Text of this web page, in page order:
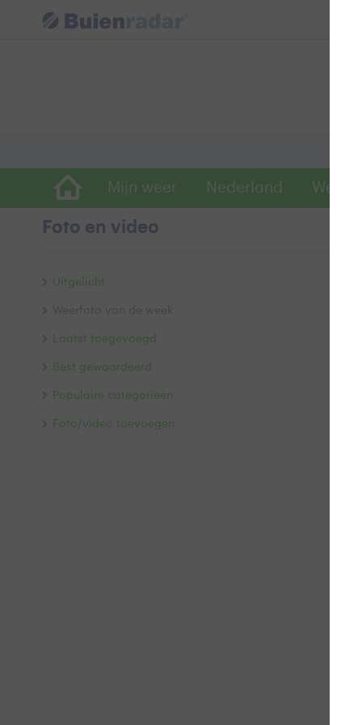
Mijn weer Nederland
Foto en video
Uitgelicht
Weerfoto van de week
Laatst toegevoegd
Best gewaardeerd
Populaire categorieën
Foto/video toevoegen